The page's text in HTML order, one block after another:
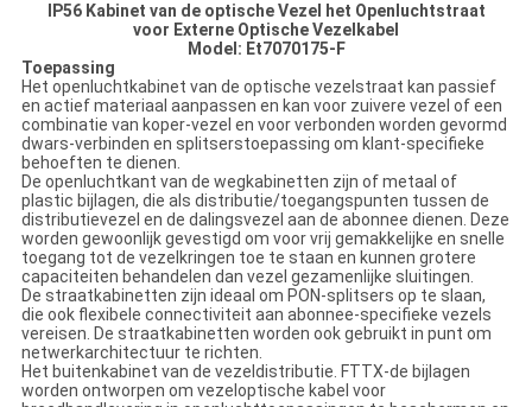
IP56 Kabinet van de optische Vezel het Openluchtstraat
voor Externe Optische Vezelkabel
Model: Et7070175-F
Toepassing
Het openluchtkabinet van de optische vezelstraat kan passief
en actief materiaal aanpassen en kan voor zuivere vezel of een
combinatie van koper-vezel en voor verbonden worden gevormd
dwars-verbinden en splitserstoepassing om klant-specifieke
behoeften te dienen.
De openluchtkant van de wegkabinetten zijn of metaal of
plastic bijlagen, die als distributie/toegangspunten tussen de
distributievezel en de dalingsvezel aan de abonnee dienen. Deze
worden gewoonlijk gevestigd om voor vrij gemakkelijke en snelle
toegang tot de vezelkringen toe te staan en kunnen grotere
capaciteiten behandelen dan vezel gezamenlijke sluitingen.
De straatkabinetten zijn ideaal om PON-splitsers op te slaan,
die ook flexibele connectiviteit aan abonnee-specifieke vezels
vereisen. De straatkabinetten worden ook gebruikt in punt om
netwerkarchitectuur te richten.
Het buitenkabinet van de vezeldistributie. FTTX-de bijlagen
worden ontworpen om vezeloptische kabel voor